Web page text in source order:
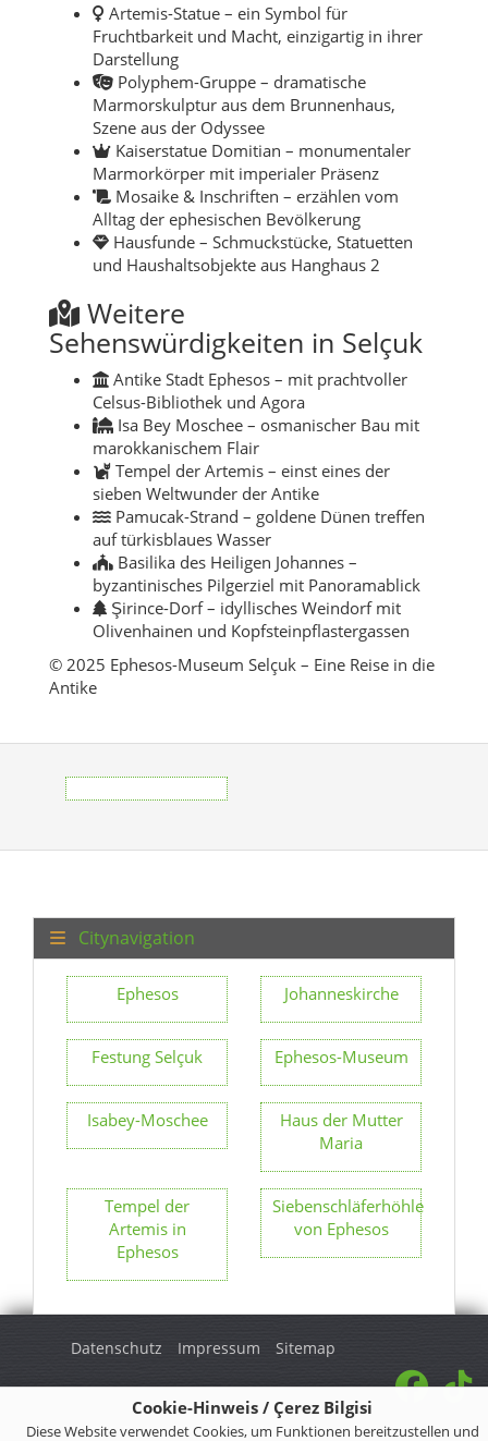
Cookie-Hinweis / Çerez Bilgisi
Diese Website verwendet Cookies, um Funktionen bereitzustellen und
Artemis-Statue – ein Symbol für
Fruchtbarkeit und Macht, einzigartig in ihrer
Darstellung
Polyphem-Gruppe – dramatische
Marmorskulptur aus dem Brunnenhaus,
Szene aus der Odyssee
Kaiserstatue Domitian – monumentaler
Marmorkörper mit imperialer Präsenz
Mosaike & Inschriften – erzählen vom
Alltag der ephesischen Bevölkerung
Hausfunde – Schmuckstücke, Statuetten
und Haushaltsobjekte aus Hanghaus 2
Weitere
Sehenswürdigkeiten in Selçuk
Antike Stadt Ephesos – mit prachtvoller
Celsus-Bibliothek und Agora
Isa Bey Moschee – osmanischer Bau mit
marokkanischem Flair
Tempel der Artemis – einst eines der
sieben Weltwunder der Antike
Pamucak-Strand – goldene Dünen treffen
auf türkisblaues Wasser
Basilika des Heiligen Johannes –
byzantinisches Pilgerziel mit Panoramablick
Şirince-Dorf – idyllisches Weindorf mit
Olivenhainen und Kopfsteinpflastergassen
© 2025 Ephesos-Museum Selçuk – Eine Reise in die
Antike
Citynavigation
Ephesos Johanneskirche
Festung Selçuk Ephesos-Museum
Isabey-Moschee
Haus der Mutter
Maria
Tempel der
Artemis in
Ephesos
Siebenschläferhöhle
von Ephesos
Datenschutz Impressum Sitemap
© 2026 Turkey Regional. Alle Rechte vorbehalten.